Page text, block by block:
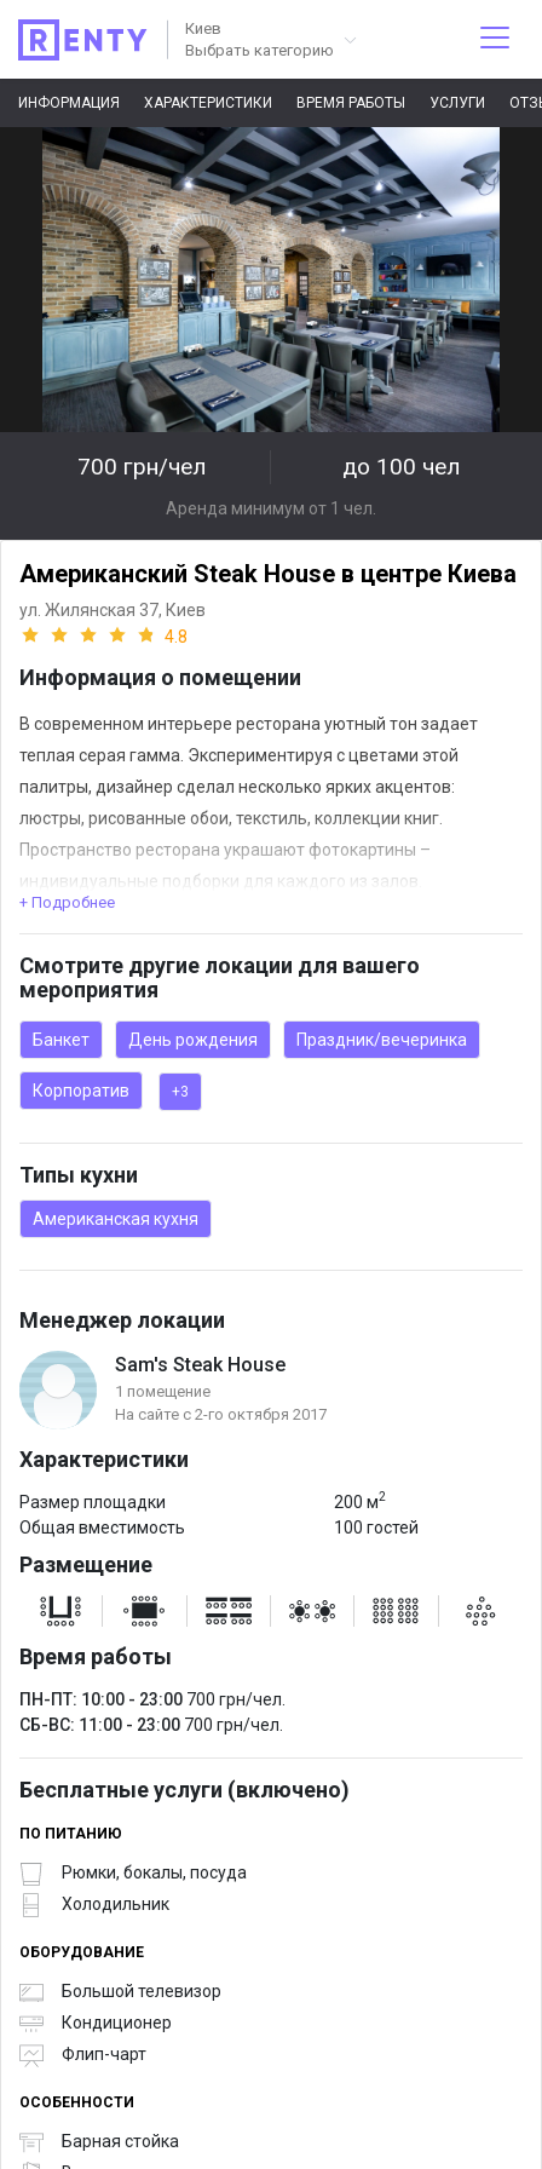
Киев
Выбрать категорию
ИНФОРМАЦИЯ ХАРАКТЕРИСТИКИ ВРЕМЯ РАБОТЫ УСЛУГИ
700 грн/чел до 100 чел
Аренда минимум от 1 чел.
Американский Steak House в центре Киева
ул. Жилянская 37, Киев
4.8
Информация о помещении
В современном интерьере ресторана уютный тон задает
теплая серая гамма. Экспериментируя с цветами этой
палитры, дизайнер сделал несколько ярких акцентов:
люстры, рисованные обои, текстиль, коллекции книг.
Пространство ресторана украшают фотокартины –
индивидуальные подборки для каждого из залов.
Помимо обеденных залов, появились небольшой уединенный
вин из внушительных винных шкафов.
Меню. Большой выбор стейков собственного созревания.
Обширная винная карта, отдельная рубрика – «Вина к
стейкам». Также мы предлагаем гостям утренние блюда и
обеденное предложение.
приблизив ее к украинским реалиям. Технология заключается
в созревании мяса путем заполнения его клеток говяжьим
жиром, что позволяет сохранить молекулы вкуса.
+ Подробнее
Смотрите другие локации для вашего
мероприятия
Банкет День рождения Праздник/вечеринка
Корпоратив +3
Типы кухни
Американская кухня
Менеджер локации
Sam's Steak House
1 помещение
На сайте с 2-го октября 2017
Характеристики
Размер площадки 200 м2
Общая вместимость 100 гостей
Размещение
Время работы
ПН-ПТ: 10:00 - 23:00 700 грн/чел.
СБ-ВС: 11:00 - 23:00 700 грн/чел.
Бесплатные услуги (включено)
ПО ПИТАНИЮ
Рюмки, бокалы, посуда
Холодильник
ОБОРУДОВАНИЕ
Большой телевизор
Кондиционер
Флип-чарт
ОСОБЕННОСТИ
Барная стойка